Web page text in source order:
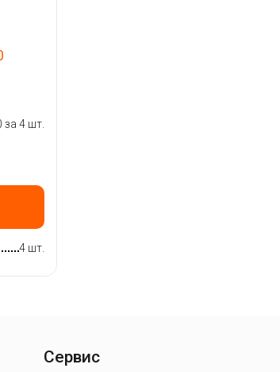
за 4 шт.
4 шт.
Сервис